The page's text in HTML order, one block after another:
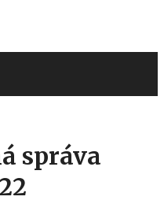
správa